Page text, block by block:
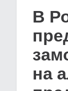
В
на